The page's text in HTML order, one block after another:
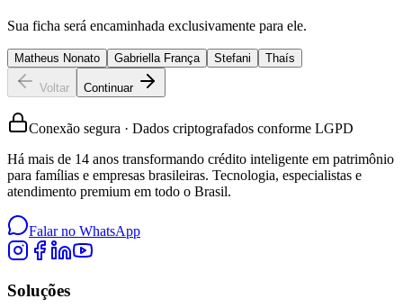
Sua ficha será encaminhada exclusivamente para ele.
Matheus Nonato Gabriella França Stefani Thaís
Voltar Continuar
Conexão segura · Dados criptografados conforme LGPD
Há mais de 14 anos transformando crédito inteligente em patrimônio
para famílias e empresas brasileiras. Tecnologia, especialistas e
atendimento premium em todo o Brasil.
Falar no WhatsApp
Soluções